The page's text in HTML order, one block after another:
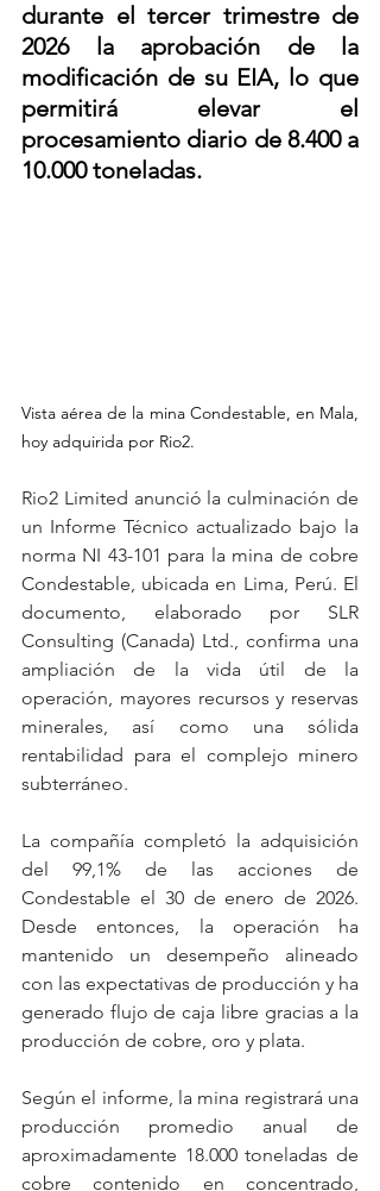
durante el tercer trimestre de
2026 la aprobación de la
modificación de su EIA, lo que
permitirá elevar el
procesamiento diario de 8.400 a
10.000 toneladas.
Vista aérea de la mina Condestable, en Mala,
hoy adquirida por Rio2.
Rio2 Limited anunció la culminación de
un Informe Técnico actualizado bajo la
norma NI 43-101 para la mina de cobre
Condestable, ubicada en Lima, Perú. El
documento, elaborado por SLR
Consulting (Canada) Ltd., confirma una
ampliación de la vida útil de la
operación, mayores recursos y reservas
minerales, así como una sólida
rentabilidad para el complejo minero
subterráneo.
La compañía completó la adquisición
del 99,1% de las acciones de
Condestable el 30 de enero de 2026.
Desde entonces, la operación ha
mantenido un desempeño alineado
con las expectativas de producción y ha
generado flujo de caja libre gracias a la
producción de cobre, oro y plata.
Según el informe, la mina registrará una
producción promedio anual de
aproximadamente 18.000 toneladas de
cobre contenido en concentrado,